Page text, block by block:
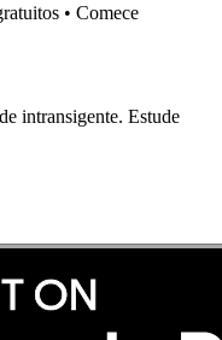
• Comece
intransigente. Estude